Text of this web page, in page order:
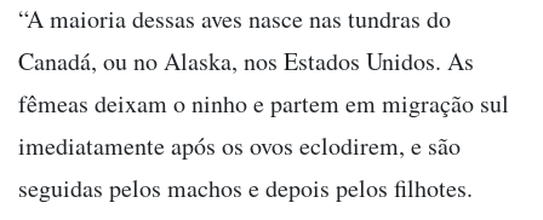
“A maioria dessas aves nasce nas tundras do
Canadá, ou no Alaska, nos Estados Unidos. As
fêmeas deixam o ninho e partem em migração sul
imediatamente após os ovos eclodirem, e são
seguidas pelos machos e depois pelos filhotes.